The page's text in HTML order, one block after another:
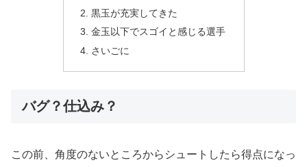
黒玉が充実してきた
金玉以下でスゴイと感じる選手
さいごに
バグ？仕込み？
この前、角度のないところからシュートしたら得点になっ